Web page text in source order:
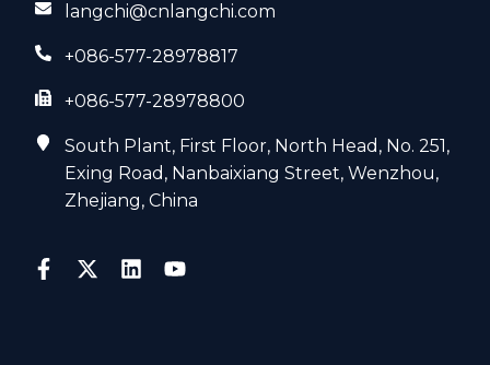
langchi@cnlangchi.com
+086-577-28978817
+086-577-28978800
South Plant, First Floor, North Head, No. 251,
Exing Road, Nanbaixiang Street, Wenzhou,
Zhejiang, China